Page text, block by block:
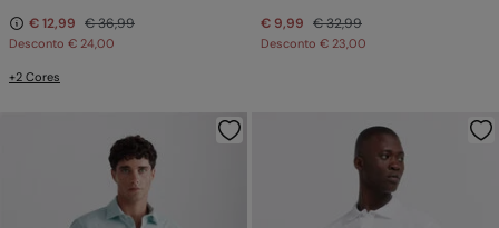
€ 12,99 € 36,99
Desconto € 24,00
+2 Cores
€ 9,99 € 32,99
Desconto € 23,00